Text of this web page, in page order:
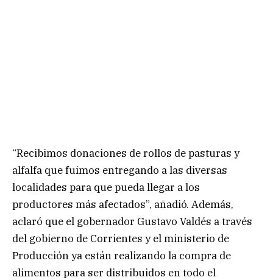
“Recibimos donaciones de rollos de pasturas y
alfalfa que fuimos entregando a las diversas
localidades para que pueda llegar a los
productores más afectados”, añadió. Además,
aclaró que el gobernador Gustavo Valdés a través
del gobierno de Corrientes y el ministerio de
Producción ya están realizando la compra de
alimentos para ser distribuidos en todo el